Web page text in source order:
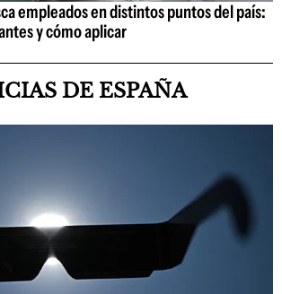
empleados en distintos puntos del país:
y cómo aplicar
DE ESPAÑA